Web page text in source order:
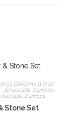
,Garçons (1 à 12
- Ensemble 2 pièces,
2 pièces
Stone Set